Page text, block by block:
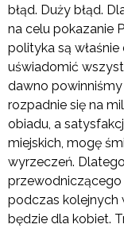
błąd. Duży błąd.
na celu pokazanie
polityka są
uświadomić
dawno
rozpadnie się na
obiadu, a
miejskich, mogę
wyrzeczeń.
przewodniczącego
podczas kolejnych
będzie dla kobiet.